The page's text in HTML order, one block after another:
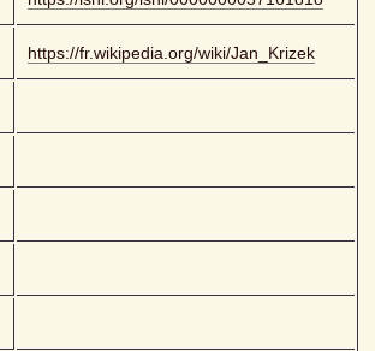
https://fr.wikipedia.org/wiki/Jan_Krizek